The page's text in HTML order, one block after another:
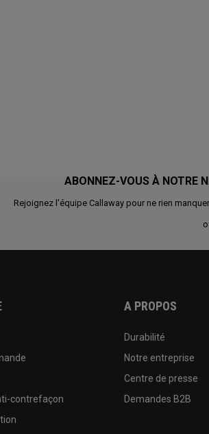
ABONNEZ-VOUS À NOTRE
Rejoignez l'équipe Callaway pour ne rien
contrefaçon
A PROPOS
Durabilité
Notre entreprise
Centre de presse
Demandes B2B